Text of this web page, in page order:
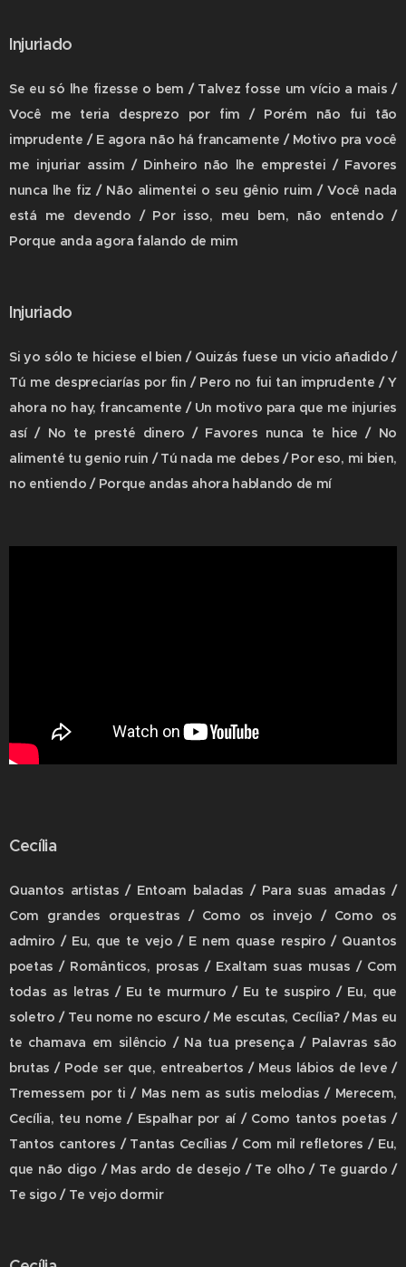
Injuriado
Se eu só lhe fizesse o bem / Talvez fosse um vício a mais /
Você me teria desprezo por fim / Porém não fui tão
imprudente / E agora não há francamente / Motivo pra você
me injuriar assim / Dinheiro não lhe emprestei / Favores
nunca lhe fiz / Não alimentei o seu gênio ruim / Você nada
está me devendo / Por isso, meu bem, não entendo /
Porque anda agora falando de mim
Injuriado
Si yo sólo te hiciese el bien / Quizás fuese un vicio añadido /
Tú me despreciarías por fin / Pero no fui tan imprudente / Y
ahora no hay, francamente / Un motivo para que me injuries
así / No te presté dinero / Favores nunca te hice / No
alimenté tu genio ruin / Tú nada me debes / Por eso, mi bien,
no entiendo / Porque andas ahora hablando de mí
Cecília
Quantos artistas / Entoam baladas / Para suas amadas /
Com grandes orquestras / Como os invejo / Como os
admiro / Eu, que te vejo / E nem quase respiro / Quantos
poetas / Românticos, prosas / Exaltam suas musas / Com
todas as letras / Eu te murmuro / Eu te suspiro / Eu, que
soletro / Teu nome no escuro / Me escutas, Cecília? / Mas eu
te chamava em silêncio / Na tua presença / Palavras são
brutas / Pode ser que, entreabertos / Meus lábios de leve /
Tremessem por ti / Mas nem as sutis melodias / Merecem,
Cecília, teu nome / Espalhar por aí / Como tantos poetas /
Tantos cantores / Tantas Cecílias / Com mil refletores / Eu,
que não digo / Mas ardo de desejo / Te olho / Te guardo /
Te sigo / Te vejo dormir